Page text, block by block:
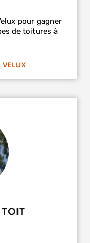
pour gagner
de toitures à
VELUX
TOIT